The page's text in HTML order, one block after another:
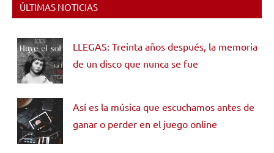
ÚLTIMAS NOTICIAS
LLEGAS: Treinta años después, la memoria
de un disco que nunca se fue
Así es la música que escuchamos antes de
ganar o perder en el juego online